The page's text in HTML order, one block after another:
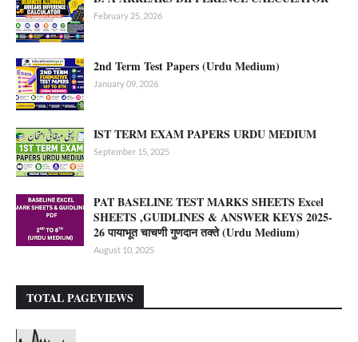
February 25, 2026
2nd Term Test Papers (Urdu Medium)
January 09, 2026
IST TERM EXAM PAPERS URDU MEDIUM
September 15, 2025
PAT BASELINE TEST MARKS SHEETS Excel
SHEETS ,GUIDLINES & ANSWER KEYS 2025-
26 पायाभूत चाचणी गुणदान तक्ते (Urdu Medium)
August 10, 2025
TOTAL PAGEVIEWS